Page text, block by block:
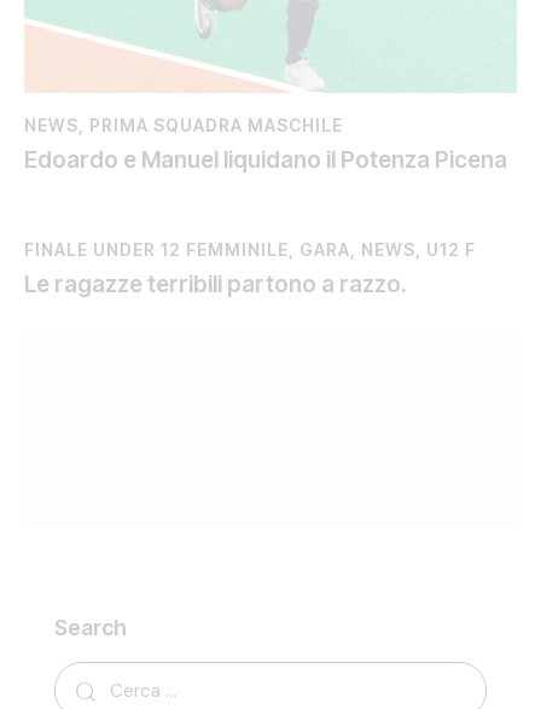
NEWS PRIMA SQUADRA MASCHILE
Edoardo e Manuel liquidano il Potenza Picena
FINALE UNDER 12 FEMMINILE GARA NEWS U12 F
Le ragazze terribili partono a razzo.
Search